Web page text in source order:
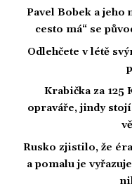
Pavel Bobek a jeho
cesto má“ se
Odlehčete v létě
Krabička za 125
opraváře, jindy
Rusko zjistilo, že
a pomalu je